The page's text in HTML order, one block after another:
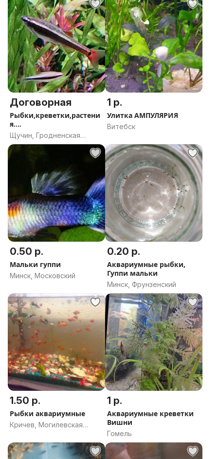
Договорная
Рыбки,креветки,растени
я....
Щучин, Гродненская
область
1 р.
Улитка АМПУЛЯРИЯ
Витебск
0.50 р.
Мальки гуппи
Минск, Московский
0.20 р.
Аквариумные рыбки,
Гуппи мальки
Минск, Фрунзенский
1.50 р.
Рыбки аквариумные
Кричев, Могилевская
1 р.
Аквариумные креветки
Вишни
Гомель